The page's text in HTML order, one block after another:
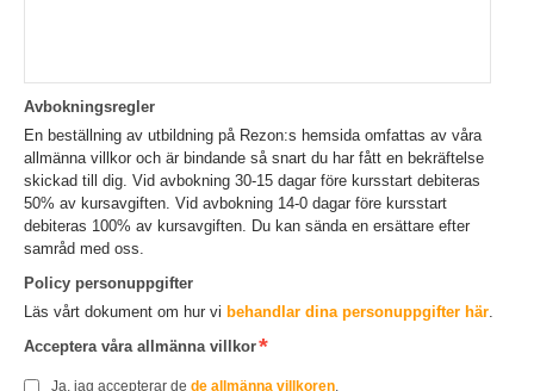
Avbokningsregler
En beställning av utbildning på Rezon:s hemsida omfattas av våra
allmänna villkor och är bindande så snart du har fått en bekräftelse
skickad till dig. Vid avbokning 30-15 dagar före kursstart debiteras
50% av kursavgiften. Vid avbokning 14-0 dagar före kursstart
debiteras 100% av kursavgiften. Du kan sända en ersättare efter
samråd med oss.
Policy personuppgifter
Läs vårt dokument om hur vi behandlar dina personuppgifter här.
Acceptera våra allmänna villkor
Ja, jag accepterar de de allmänna villkoren